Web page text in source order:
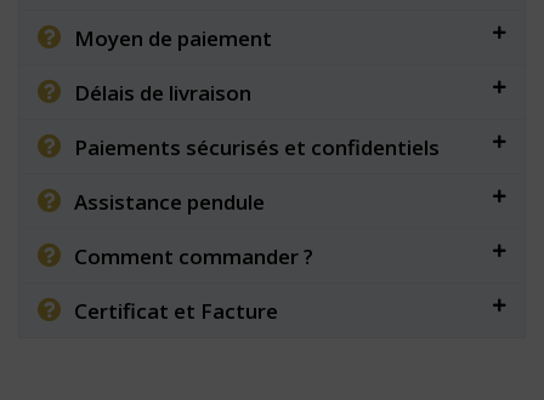
Moyen de paiement
Délais de livraison
Paiements sécurisés et confidentiels
Assistance pendule
Comment commander ?
Certificat et Facture